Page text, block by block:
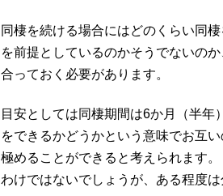
同棲を続ける場合にはどのくらい同
を前提としているのかそうでないの
合っておく必要があります。
目安としては同棲期間は6か月（半年
をできるかどうかという意味でお互
極めることができると考えられます
わけではないでしょうが、ある程度は